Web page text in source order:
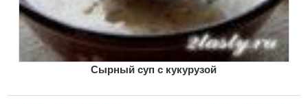
Сырный суп с кукурузой